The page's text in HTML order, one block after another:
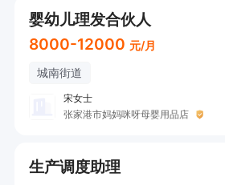
通讯补贴
17.	Birthday gifts and
员工淋浴间提供
直饮净化水系统
婴幼儿理发合伙人
8000-12000 元/月
城南街道
宋女士
张家港市妈妈咪呀母婴用品店
生产调度助理